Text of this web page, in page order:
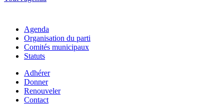
Agenda
Organisation du parti
Comités municipaux
Statuts
Adhérer
Donner
Renouveler
Contact